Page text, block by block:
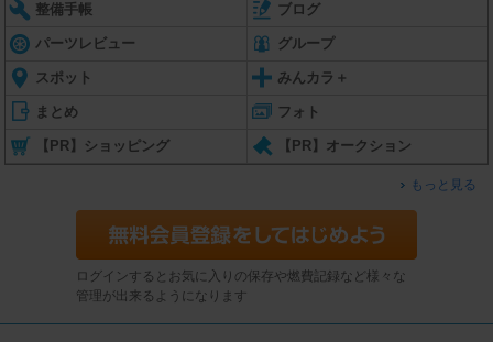
整備手帳 ブログ
パーツレビュー グループ
スポット みんカラ＋
まとめ フォト
【PR】ショッピング 【PR】オークション
もっと見る
ログインするとお気に入りの保存や燃費記録など様々な
管理が出来るようになります